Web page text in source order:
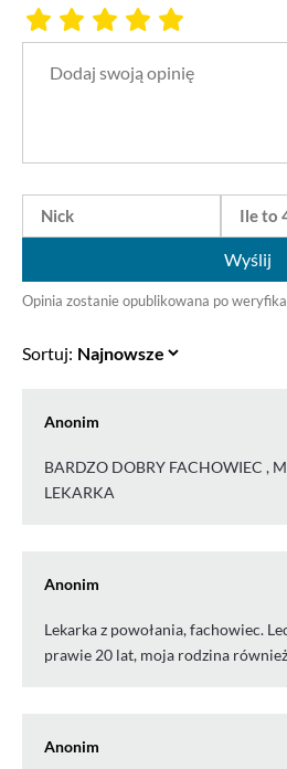
Wyślij
Opinia zostanie opublikowana po
Sortuj:
Anonim
BARDZO DOBRY FACHOWIEC ,
LEKARKA
Anonim
Lekarka z powołania, fachowiec.
prawie 20 lat, moja rodzina
Anonim